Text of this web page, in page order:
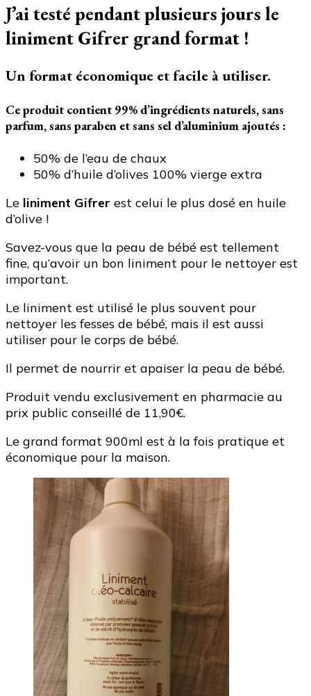
fois
maman
:
et
sur
le
liniment
J’ai testé pendant plusieurs jours le
liniment Gifrer grand format !
Un format économique et facile à utiliser.
Ce produit contient 99% d’ingrédients naturels, sans
parfum, sans paraben et sans sel d’aluminium ajoutés :
50% de l’eau de chaux
50% d’huile d’olives 100% vierge extra
Le liniment Gifrer est celui le plus dosé en huile
d’olive !
Savez-vous que la peau de bébé est tellement
fine, qu’avoir un bon liniment pour le nettoyer est
important.
Le liniment est utilisé le plus souvent pour
nettoyer les fesses de bébé, mais il est aussi
utiliser pour le corps de bébé.
Il permet de nourrir et apaiser la peau de bébé.
Produit vendu exclusivement en pharmacie au
prix public conseillé de 11,90€.
Le grand format 900ml est à la fois pratique et
économique pour la maison.